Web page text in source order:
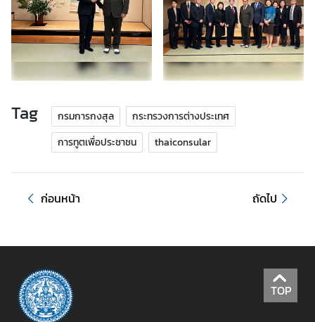
ง
เ
รี
ย
ส
.
ถ
า
ม
Tag กรมการกงสุล
กระทรวงการต่างประเทศ
การทูตเพื่อประชาชน
thaiconsular
ก่อนหน้า ถัดไป
TOP